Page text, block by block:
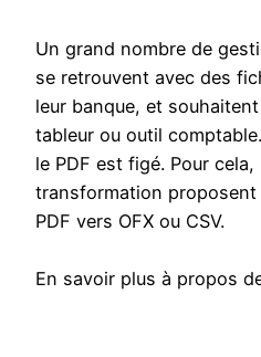
Un grand nombre de
se retrouvent avec des
leur banque, et
tableur ou outil
le PDF est figé. Pour
transformation proposent
PDF vers OFX ou CSV.
En savoir plus à propos